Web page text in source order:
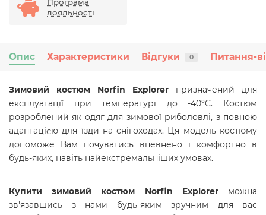
лояльності
Опис Характеристики Відгуки 0 Питання-
Зимовий костюм Norfin Explorer призначений для
експлуатації при температурі до -40°C. Костюм
розроблений як одяг для зимової риболовлі, з повною
адаптацією для їзди на снігоходах. Ця модель костюму
допоможе Вам почуватись впевнено і комфортно в
будь-яких, навіть найекстремальніших умовах.
Купити зимовий костюм Norfin Explorer можна
зв'язавшись з нами будь-яким зручним для вас